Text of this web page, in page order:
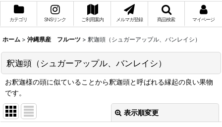
カテゴリ SNSリンク ご利用案内 メルマガ登録 商品検索 マイページ
ホーム > 沖縄県産 フルーツ > 釈迦頭（シュガーアップル、バンレイシ）
釈迦頭（シュガーアップル、バンレイシ）
お釈迦様の頭に似ていることから釈迦頭と呼ばれる縁起の良い果物
です。
表示順変更